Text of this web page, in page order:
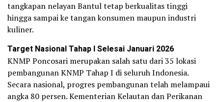
tangkapan nelayan Bantul tetap berkualitas tinggi
hingga sampai ke tangan konsumen maupun industri
kuliner.
Target Nasional Tahap I Selesai Januari 2026
KNMP Poncosari merupakan salah satu dari 35 lokasi
pembangunan KNMP Tahap I di seluruh Indonesia.
Secara nasional, progres pembangunan telah melampaui
angka 80 persen. Kementerian Kelautan dan Perikanan